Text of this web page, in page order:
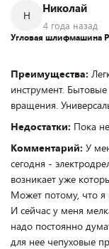
Н
Николай
4 года назад
Угловая шлифмашина
Преимущества:
инструмент.
вращения.
Недостатки: Пока
Комментарий: У
сегодня -
возникает уже
Может потому, что я
И сейчас у меня
надо постоянно
для нее чепуховые